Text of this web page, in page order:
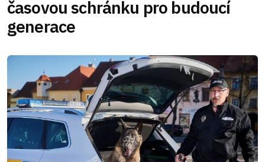
časovou schránku pro budoucí
generace